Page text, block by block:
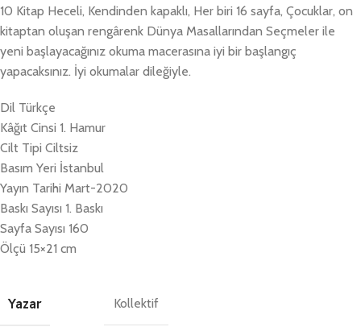
10 Kitap Heceli, Kendinden kapaklı, Her biri 16 sayfa, Çocuklar, on
kitaptan oluşan rengârenk Dünya Masallarından Seçmeler ile
yeni başlayacağınız okuma macerasına iyi bir başlangıç
yapacaksınız. İyi okumalar dileğiyle.
Dil Türkçe
Kâğıt Cinsi 1. Hamur
Cilt Tipi Ciltsiz
Basım Yeri İstanbul
Yayın Tarihi Mart-2020
Baskı Sayısı 1. Baskı
Sayfa Sayısı 160
Ölçü 15×21 cm
Yazar Kollektif